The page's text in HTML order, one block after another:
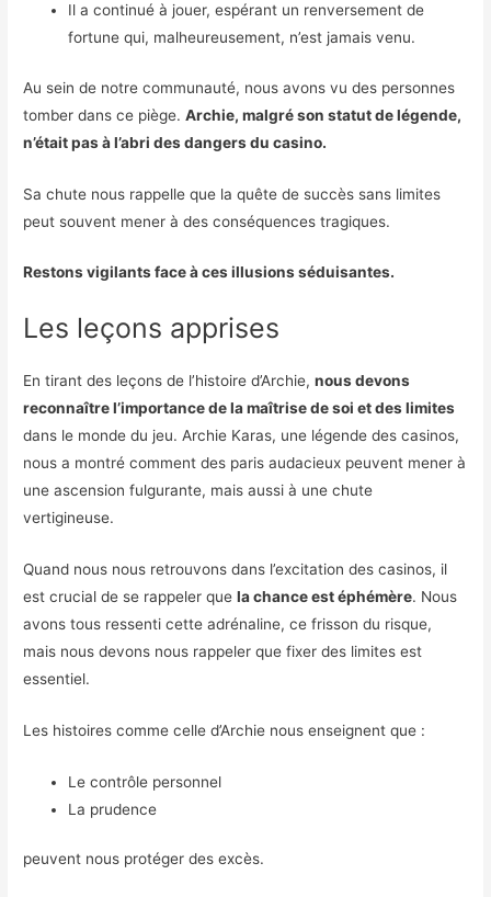
Il a continué à jouer, espérant un renversement de
fortune qui, malheureusement, n’est jamais venu.
Au sein de notre communauté, nous avons vu des personnes
tomber dans ce piège.Archie, malgré son statut de légende,
n’était pas à l’abri des dangers du casino.
Sa chute nous rappelle que la quête de succès sans limites
peut souvent mener à des conséquences tragiques.
Restons vigilants face à ces illusions séduisantes.
Les leçons apprises
En tirant des leçons de l’histoire d’Archie,nous devons
reconnaître l’importance de la maîtrise de soi et des limites
dans le monde du jeu. Archie Karas, une légende des casinos,
nous a montré comment des paris audacieux peuvent mener à
une ascension fulgurante, mais aussi à une chute
vertigineuse.
Quand nous nous retrouvons dans l’excitation des casinos, il
est crucial de se rappeler quela chance est éphémère. Nous
avons tous ressenti cette adrénaline, ce frisson du risque,
mais nous devons nous rappeler que fixer des limites est
essentiel.
Les histoires comme celle d’Archie nous enseignent que :
Le contrôle personnel
La prudence
peuvent nous protéger des excès.